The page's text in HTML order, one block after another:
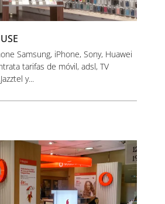
Samsung, iPhone, Sony, Huawei
tarifas de móvil, adsl, TV
y...